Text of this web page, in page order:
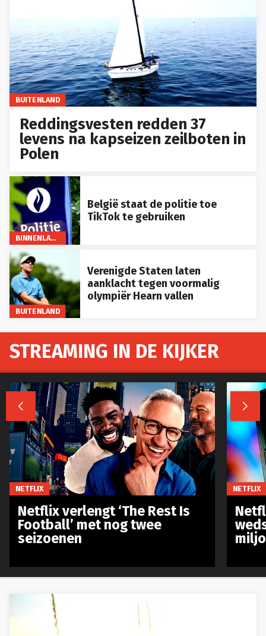
BUITENLAND
Reddingsvesten redden 37
levens na kapseizen zeilboten in
Polen
BINNENLAND
België staat de politie toe
TikTok te gebruiken
BUITENLAND
Verenigde Staten laten
aanklacht tegen voormalig
olympiër Hearn vallen
STREAMING IN DE KIJKER
 
NETFLIX
Netflix verlengt ‘The Rest Is
Football’ met nog twee
seizoenen
NETFLIX